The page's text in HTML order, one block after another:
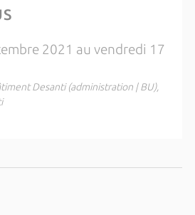
2021 au vendredi 17
Desanti (administration | BU),